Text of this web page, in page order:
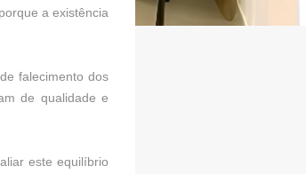
a existência
falecimento dos
de qualidade e
este equilíbrio